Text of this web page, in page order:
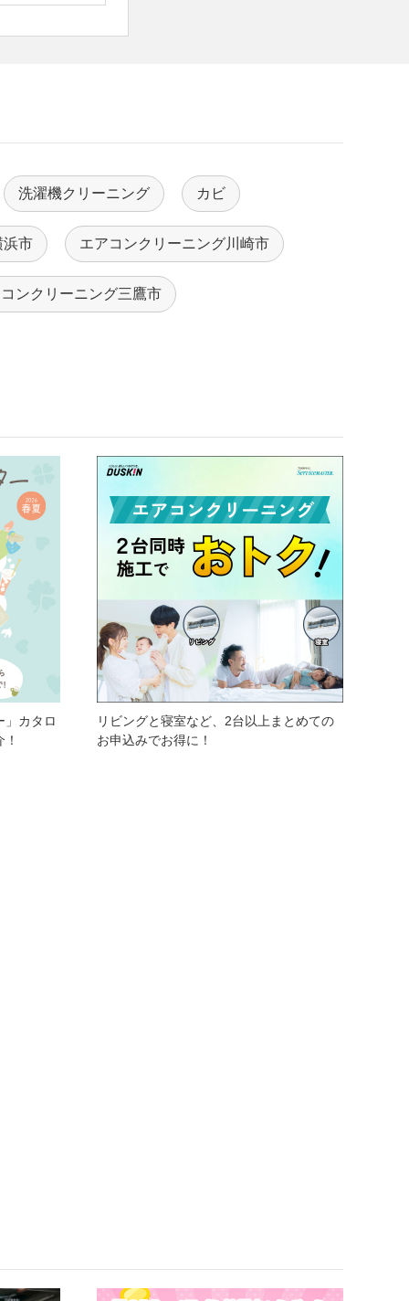
洗濯機クリーニング カビ
浜市 エアコンクリーニング川崎市
ンクリーニング三鷹市
」カタロ
リビングと寝室など、2台以上まとめての
お申込みでお得に！